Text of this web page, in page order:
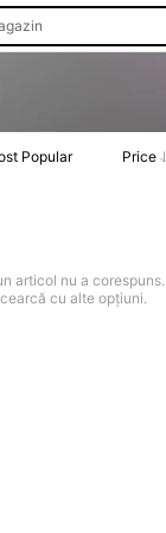
Popular Price
articol nu a corespuns.
cu alte opțiuni.